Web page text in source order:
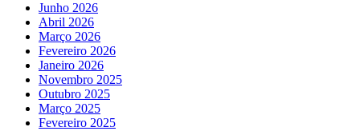
Junho 2026
Abril 2026
Março 2026
Fevereiro 2026
Janeiro 2026
Novembro 2025
Outubro 2025
Março 2025
Fevereiro 2025